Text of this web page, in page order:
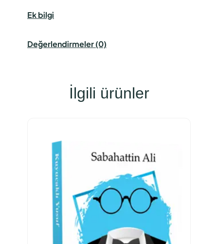
Ek bilgi
Değerlendirmeler (0)
İlgili ürünler